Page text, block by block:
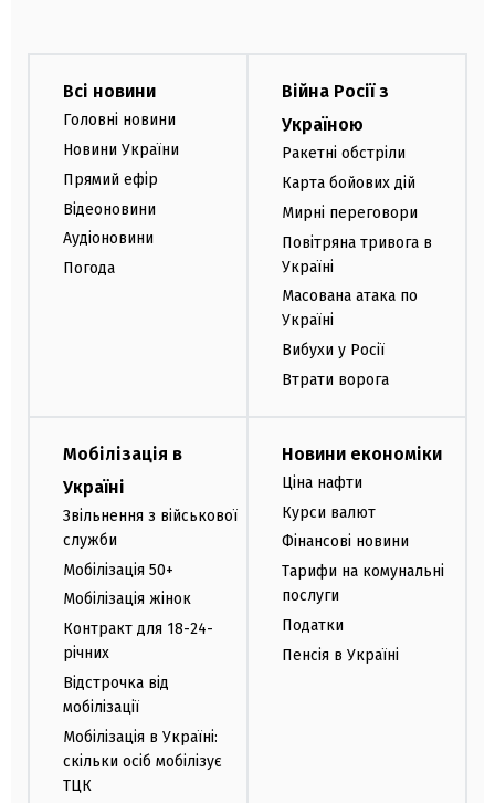
Всі новини
Головні новини
Новини України
Прямий ефір
Відеоновини
Аудіоновини
Погода
Війна Росії з
Україною
Ракетні обстріли
Карта бойових дій
Мирні переговори
Повітряна тривога в
Україні
Масована атака по
Україні
Вибухи у Росії
Втрати ворога
Мобілізація в
Україні
Звільнення з військової
служби
Мобілізація 50+
Мобілізація жінок
Контракт для 18-24-
річних
Відстрочка від
мобілізації
Мобілізація в Україні:
скільки осіб мобілізує
ТЦК
Новини економіки
Ціна нафти
Курси валют
Фінансові новини
Тарифи на комунальні
послуги
Податки
Пенсія в Україні